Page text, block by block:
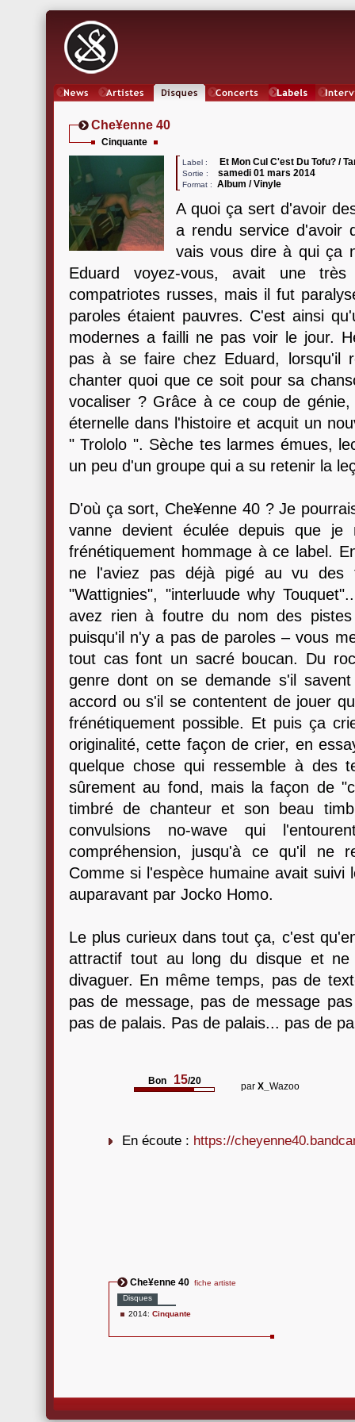
Che¥enne 40
Cinquante
Label : Et Mon Cul C'est Du Tofu? /
Sortie : samedi 01 mars 2014
Format : Album / Vinyle
A quoi ça sert d'avoir
a rendu service d'avoir
vais vous dire à qui ça
Eduard voyez-vous, avait une
compatriotes russes, mais il fut
paroles étaient pauvres. C'est ainsi
modernes a failli ne pas voir le jour.
pas à se faire chez Eduard, lorsqu'il
chanter quoi que ce soit pour sa
vocaliser ? Grâce à ce coup de
éternelle dans l'histoire et acquit un
" Trololo ". Sèche tes larmes émues,
un peu d'un groupe qui a su retenir la
D'où ça sort, Che¥enne 40 ? Je
vanne devient éculée depuis que
frénétiquement hommage à ce label.
ne l'aviez pas déjà pigé au vu des
"Wattignies", "interluude why
avez rien à foutre du nom des
puisqu'il n'y a pas de paroles – vous
tout cas font un sacré boucan. Du
genre dont on se demande s'il
accord ou s'il se contentent de jouer
frénétiquement possible. Et puis ça
originalité, cette façon de crier, en
quelque chose qui ressemble à des
sûrement au fond, mais la façon de
timbré de chanteur et son beau
convulsions no-wave qui
compréhension, jusqu'à ce qu'il ne
Comme si l'espèce humaine avait
auparavant par Jocko Homo.
Le plus curieux dans tout ça, c'est
attractif tout au long du disque et
divaguer. En même temps, pas de
pas de message, pas de message
pas de palais. Pas de palais... pas de
Bon 15/20 par X_ Wazoo
En écoute : https://
Che¥enne 40 fiche artiste
Disques
2014: Cinquante